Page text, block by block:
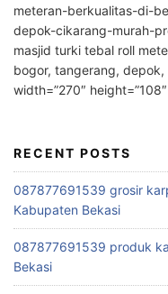
meteran-berkualitas-di-
depok-cikarang-murah-
masjid turki tebal roll
bogor, tangerang,
width=”270″
RECENT POSTS
087877691539 grosir
Kabupaten Bekasi
087877691539 produk
Bekasi